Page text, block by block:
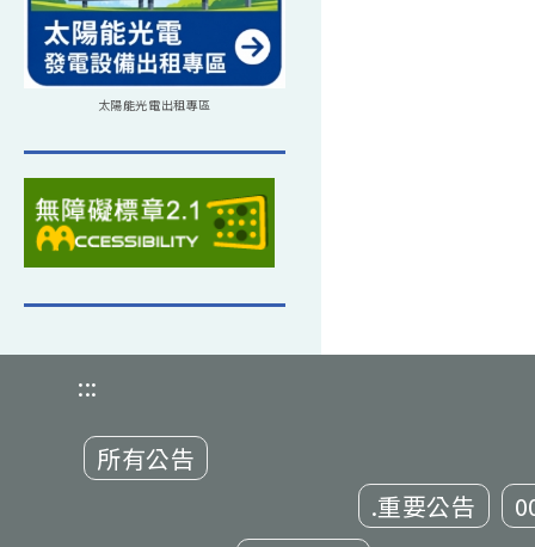
太陽能光電出租專區
:::
所有公告
.重要公告